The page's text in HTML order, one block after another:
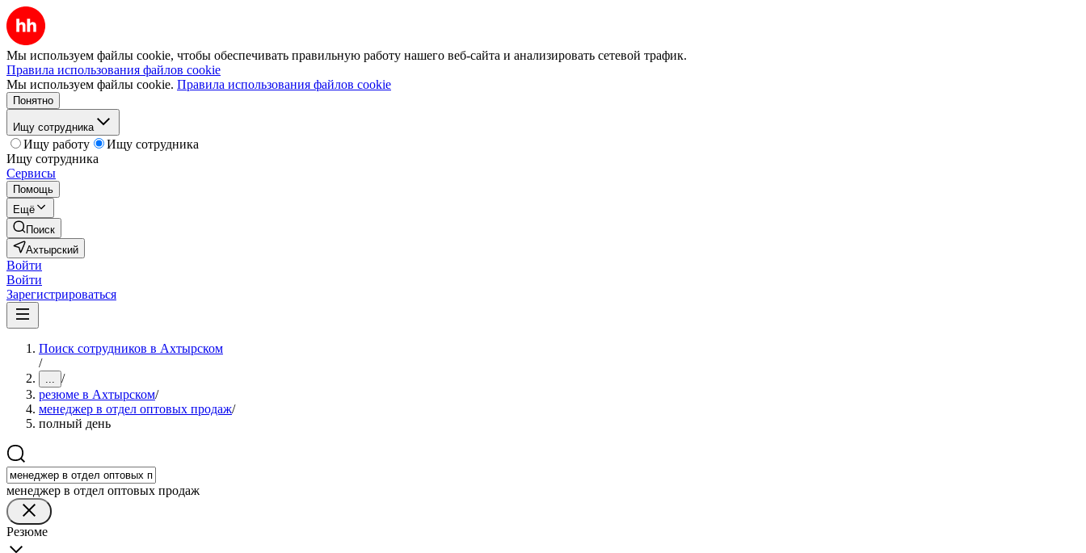
Мы используем файлы cookie, чтобы обеспечивать правильную работу нашего веб-сайта и анализировать сетевой трафик.
Правила использования файлов cookie
Мы используем файлы cookie. Правила использования файлов cookie
Понятно
Ищу сотрудника
Ищу работу
Ищу сотрудника
Ищу сотрудника
Сервисы
Помощь
Ещё
Поиск
Ахтырский
Войти
Войти
Зарегистрироваться
Поиск сотрудников в Ахтырском
/
... /
резюме в Ахтырском/
менеджер в отдел оптовых продаж/
полный день
менеджер в отдел оптовых продаж
Резюме